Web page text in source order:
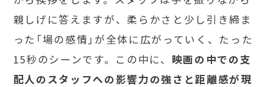
親しげに答えますが、柔らかさと少し引き締ま
った「場の感情」が全体に広がっていく、たった
15秒のシーンです。この中に、 映画の中での支
配人のスタッフへの影響力の強さと距離感が現